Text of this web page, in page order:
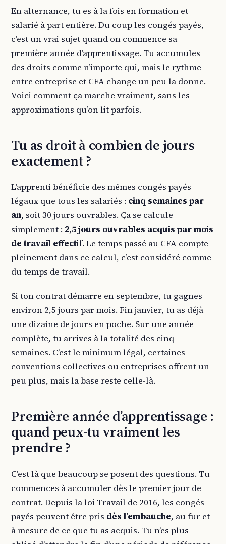
En alternance, tu es à la fois en formation et
salarié à part entière. Du coup les congés payés,
c’est un vrai sujet quand on commence sa
première année d’apprentissage. Tu accumules
des droits comme n’importe qui, mais le rythme
entre entreprise et CFA change un peu la donne.
Voici comment ça marche vraiment, sans les
approximations qu’on lit parfois.
Tu as droit à combien de jours
exactement ?
L’apprenti bénéficie des mêmes congés payés
légaux que tous les salariés : cinq semaines par
an, soit 30 jours ouvrables. Ça se calcule
simplement : 2,5 jours ouvrables acquis par mois
de travail effectif. Le temps passé au CFA compte
pleinement dans ce calcul, c’est considéré comme
du temps de travail.
Si ton contrat démarre en septembre, tu gagnes
environ 2,5 jours par mois. Fin janvier, tu as déjà
une dizaine de jours en poche. Sur une année
complète, tu arrives à la totalité des cinq
semaines. C’est le minimum légal, certaines
conventions collectives ou entreprises offrent un
peu plus, mais la base reste celle-là.
Première année d’apprentissage :
quand peux-tu vraiment les
prendre ?
C’est là que beaucoup se posent des questions. Tu
commences à accumuler dès le premier jour de
contrat. Depuis la loi Travail de 2016, les congés
payés peuvent être pris dès l’embauche, au fur et
à mesure de ce que tu as acquis. Tu n’es plus